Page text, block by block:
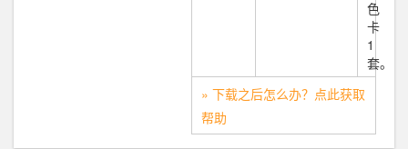
色
卡
1
套。
» 下载之后怎么办？点此获取
帮助